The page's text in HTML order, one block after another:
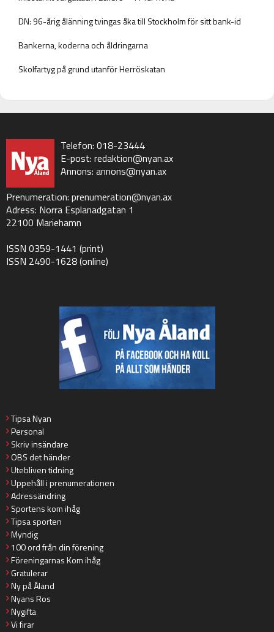
DN: 96-årig ålänning tvingas åka till Stockholm för sitt bank-id
Bankerna, koderna och åldringarna
Skolfartyg på grund utanför Herröskatan
Telefon: 018-23444
E-post: redaktion@nyan.ax
Annons: annons@nyan.ax
Prenumeration: prenumeration@nyan.ax
Adress: Norra Esplanadgatan 1
22100 Mariehamn
ISSN 0359-1441 (print)
ISSN 2490-1628 (online)
Tipsa Nyan
Personal
Skriv insändare
OBS det händer
Utebliven tidning
Uppehåll i prenumerationen
Adressändring
Sportens kom ihåg
Tipsa sporten
Myndig
100 ord från din förening
Föreningarnas Kom ihåg
Gratulerar
Ny på Åland
Nyans Ros
Nygifta
Vi firar